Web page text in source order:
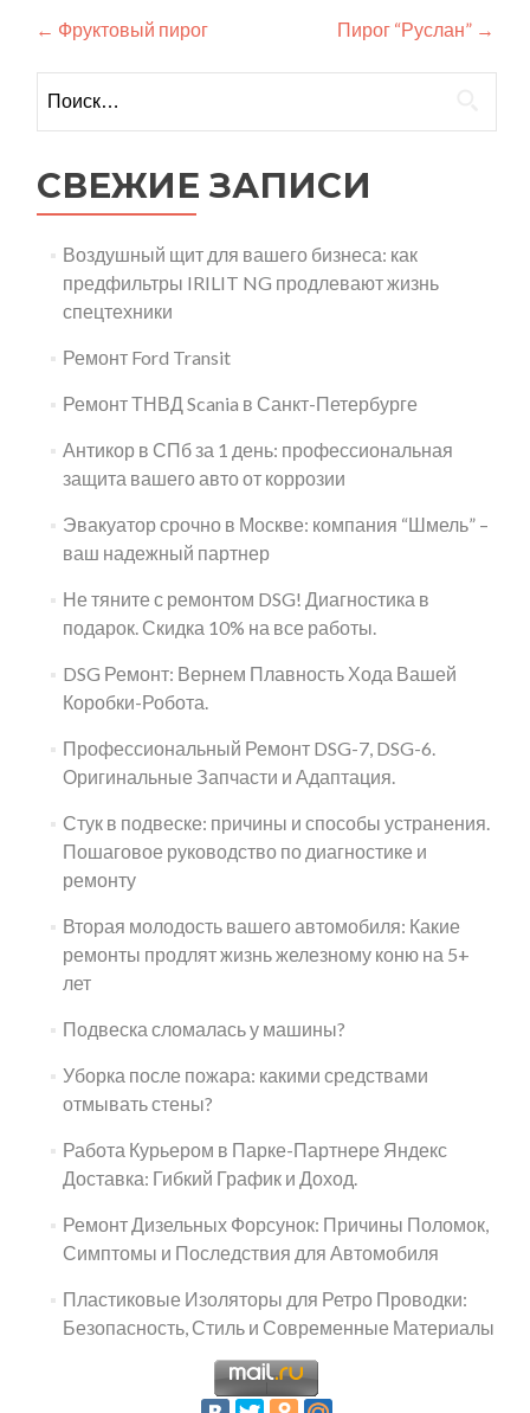
Навигация
по
записям
← Фруктовый пирог Пирог “Руслан” →
СВЕЖИЕ ЗАПИСИ
Воздушный щит для вашего бизнеса: как
предфильтры IRILIT NG продлевают жизнь
спецтехники
Ремонт Ford Transit
Ремонт ТНВД Scania в Санкт-Петербурге
Антикор в СПб за 1 день: профессиональная
защита вашего авто от коррозии
Эвакуатор срочно в Москве: компания “Шмель” –
ваш надежный партнер
Не тяните с ремонтом DSG! Диагностика в
подарок. Скидка 10% на все работы.
DSG Ремонт: Вернем Плавность Хода Вашей
Коробки-Робота.
Профессиональный Ремонт DSG-7, DSG-6.
Оригинальные Запчасти и Адаптация.
Стук в подвеске: причины и способы устранения.
Пошаговое руководство по диагностике и
ремонту
Вторая молодость вашего автомобиля: Какие
ремонты продлят жизнь железному коню на 5+
лет
Подвеска сломалась у машины?
Уборка после пожара: какими средствами
отмывать стены?
Работа Курьером в Парке-Партнере Яндекс
Доставка: Гибкий График и Доход.
Ремонт Дизельных Форсунок: Причины Поломок,
Симптомы и Последствия для Автомобиля
Пластиковые Изоляторы для Ретро Проводки:
Безопасность, Стиль и Современные Материалы